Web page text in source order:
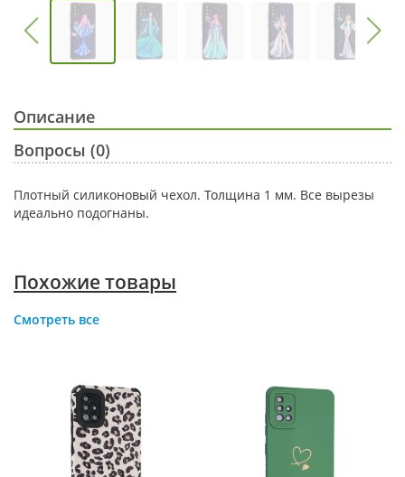
Описание
Вопросы (0)
Плотный силиконовый чехол. Толщина 1 мм. Все вырезы
идеально подогнаны.
Похожие товары
Смотреть все